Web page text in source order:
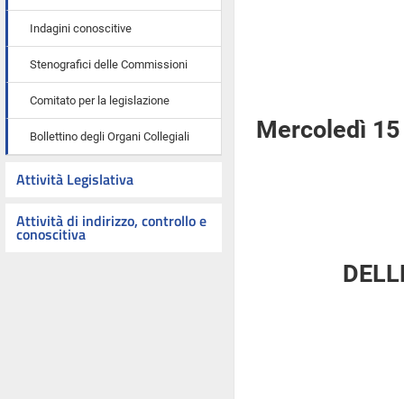
Indagini conoscitive
Stenografici delle Commissioni
Comitato per la legislazione
Bollettino degli Organi Collegiali
Attività Legislativa
Attività di indirizzo, controllo e
conoscitiva
Mercoledì